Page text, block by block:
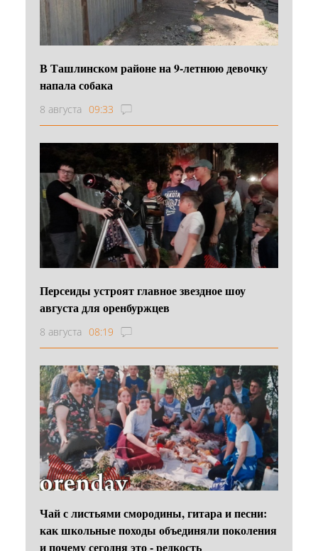
В Ташлинском районе на 9-летнюю девочку
напала собака
8 августа 09:33
Персеиды устроят главное звездное шоу
августа для оренбуржцев
8 августа 08:19
Чай с листьями смородины, гитара и песни:
как школьные походы объединяли поколения
и почему сегодня это - редкость